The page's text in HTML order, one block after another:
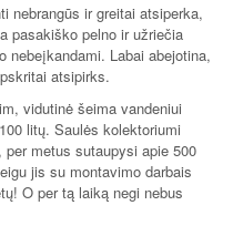
nebrangūs ir greitai atsiperka,
pasakiško pelno ir užriečia
nebeįkandami. Labai abejotina,
atsipirks.
vidutinė šeima vandeniui
litų. Saulės kolektoriumi
metus sutaupysi apie 500
jis su montavimo darbais
O per tą laiką negi nebus